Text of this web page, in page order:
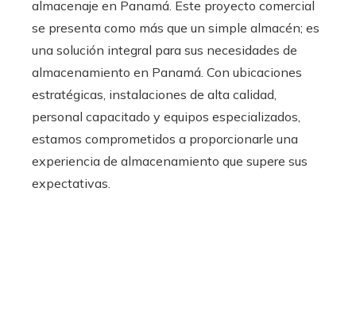
almacenaje en Panamá. Este proyecto comercial
se presenta como más que un simple almacén; es
una solución integral para sus necesidades de
almacenamiento en Panamá. Con ubicaciones
estratégicas, instalaciones de alta calidad,
personal capacitado y equipos especializados,
estamos comprometidos a proporcionarle una
experiencia de almacenamiento que supere sus
expectativas.